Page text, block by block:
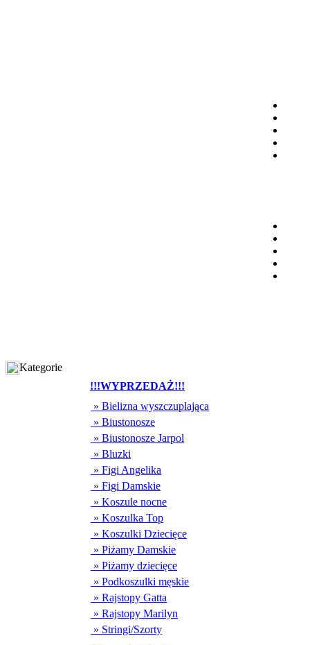
Kategorie
!!!WYPRZEDAŻ!!!
» Bielizna wyszczuplająca
» Biustonosze
» Biustonosze Jarpol
» Bluzki
» Figi Angelika
» Figi Damskie
» Koszule nocne
» Koszulka Top
» Koszulki Dziecięce
» Piżamy Damskie
» Piżamy dziecięce
» Podkoszulki męskie
» Rajstopy Gatta
» Rajstopy Marilyn
» Stringi/Szorty